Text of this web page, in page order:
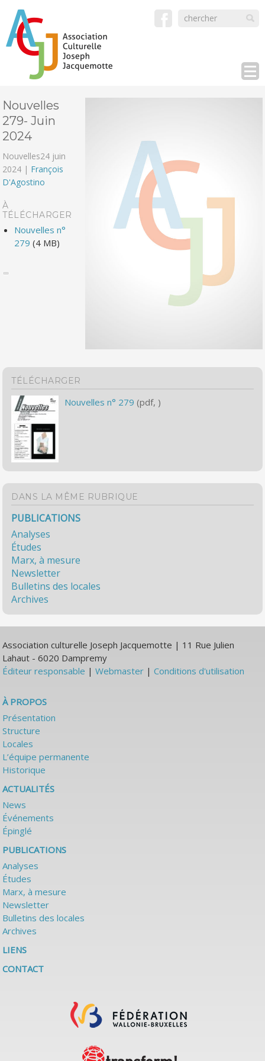
Nouvelles
279- Juin
2024
Nouvelles24 juin
2024 | François
D'Agostino
À
TÉLÉCHARGER
Nouvelles n°
279 (4 MB)
TÉLÉCHARGER
Nouvelles n° 279 (pdf, )
DANS LA MÊME RUBRIQUE
PUBLICATIONS
Analyses
Études
Marx, à mesure
Newsletter
Bulletins des locales
Archives
Association culturelle Joseph Jacquemotte | 11 Rue Julien
Lahaut - 6020 Dampremy
Éditeur responsable |Webmaster |Conditions d'utilisation
À PROPOS
Présentation
Structure
Locales
L’équipe permanente
Historique
ACTUALITÉS
News
Événements
Épinglé
PUBLICATIONS
Analyses
Études
Marx, à mesure
Newsletter
Bulletins des locales
Archives
LIENS
CONTACT